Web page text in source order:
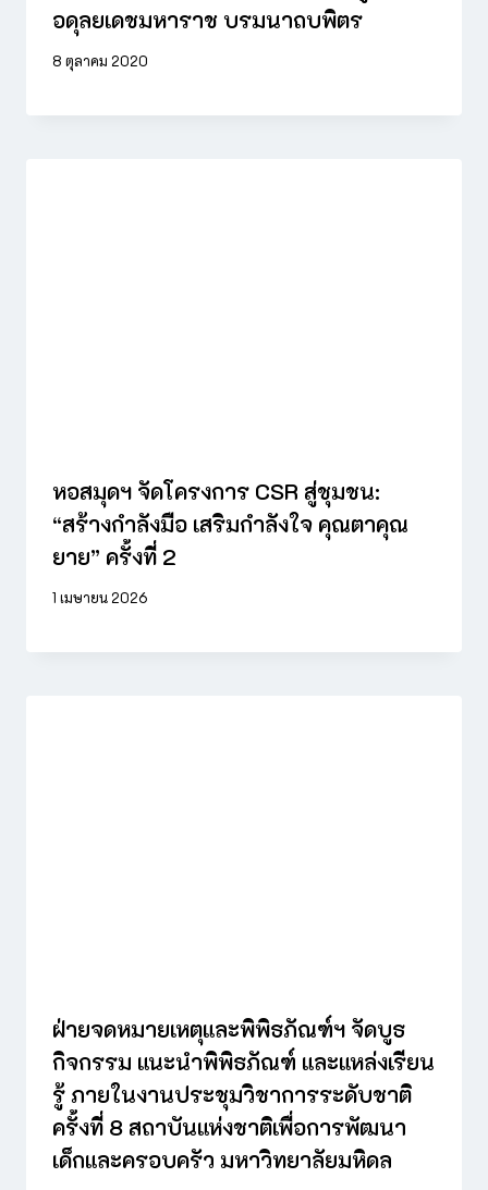
อดุลยเดชมหาราช บรมนาถบพิตร
8 ตุลาคม 2020
หอสมุดฯ จัดโครงการ CSR สู่ชุมชน:
“สร้างกำลังมือ เสริมกำลังใจ คุณตาคุณ
ยาย” ครั้งที่ 2
1 เมษายน 2026
ฝ่ายจดหมายเหตุและพิพิธภัณฑ์ฯ จัดบูธ
กิจกรรม แนะนำพิพิธภัณฑ์ และแหล่งเรียน
รู้ ภายในงานประชุมวิชาการระดับชาติ
ครั้งที่ 8 สถาบันแห่งชาติเพื่อการพัฒนา
เด็กและครอบครัว มหาวิทยาลัยมหิดล